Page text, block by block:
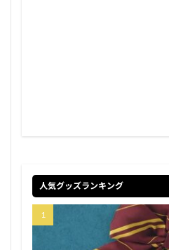
人気グッズランキング